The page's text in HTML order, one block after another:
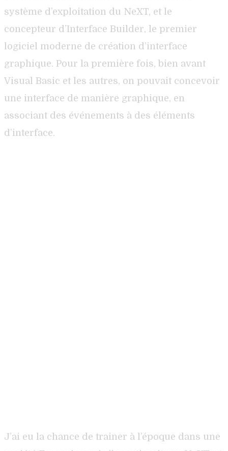
système d’exploitation du NeXT, et le
concepteur d’Interface Builder, le premier
logiciel moderne de création d’interface
graphique. Pour la première fois, bien avant
Visual Basic et les autres, on pouvait concevoir
une interface de manière graphique, en
associant des événements à des éléments
d’interface.
J’ai eu la chance de trainer à l’époque dans une